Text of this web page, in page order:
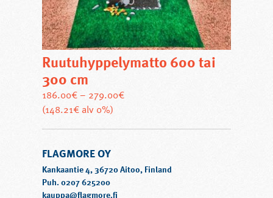
Ruutuhyppelymatto 600 tai
300 cm
186.00€– 279.00€
(148.21€ alv 0%)
muunnelma.
FLAGMORE OY
Kankaantie 4, 36720 Aitoo, Finland
Puh. 0207 625200
kauppa@flagmore.fi